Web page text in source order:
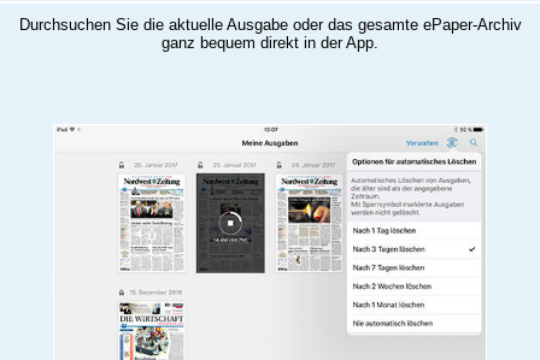
Durchsuchen Sie die aktuelle Ausgabe oder das gesamte ePaper-Archiv
ganz bequem direkt in der App.